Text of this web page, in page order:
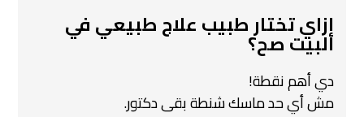
إزاي تختار طبيب علاج طبيعي في
البيت صح؟
دي أهم نقطة!
مش أي حد ماسك شنطة بقى دكتور.